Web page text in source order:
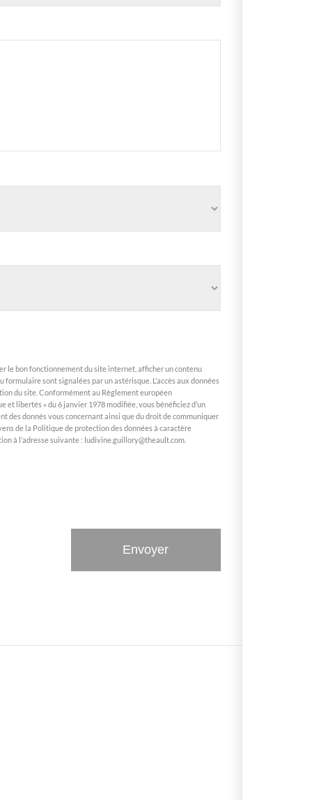
le bon fonctionnement du site internet, afficher un contenu
sont signalées par un astérisque. L’accès aux données
du site. Conformément au Règlement européen
libertés » du 6 janvier 1978 modifiée, vous bénéficiez d’un
des donnés vous concernant ainsi que du droit de communiquer
de la Politique de protection des données à caractère
à l’adresse suivante : ludivine.guillory@theault.com.